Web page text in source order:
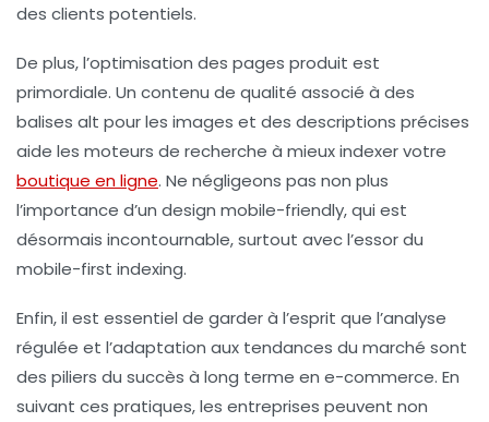
des clients potentiels.
De plus, l’optimisation des pages produit est
primordiale. Un contenu de qualité associé à des
balises alt pour les images et des descriptions précises
aide les moteurs de recherche à mieux indexer votre
boutique en ligne. Ne négligeons pas non plus
l’importance d’un design mobile-friendly, qui est
désormais incontournable, surtout avec l’essor du
mobile-first indexing.
Enfin, il est essentiel de garder à l’esprit que l’analyse
régulée et l’adaptation aux tendances du marché sont
des piliers du succès à long terme en e-commerce. En
suivant ces pratiques, les entreprises peuvent non